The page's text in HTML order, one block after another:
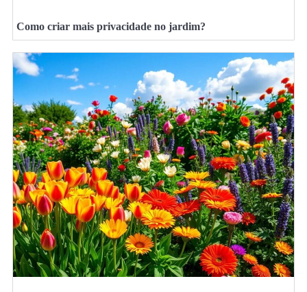
Como criar mais privacidade no jardim?